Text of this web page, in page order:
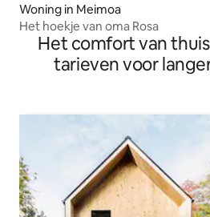
Woning in Meimoa
Het hoekje van oma Rosa
Het comfort van
tarieven voor